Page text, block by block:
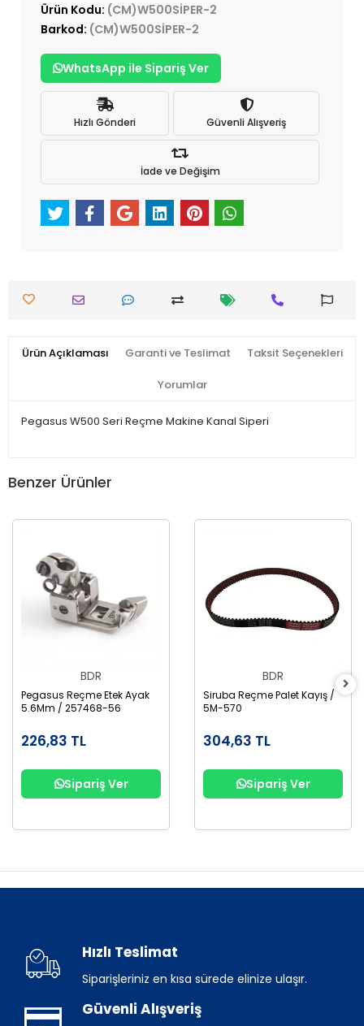
Ürün Kodu: (CM)W500SİPER-2
Barkod: (CM)W500SİPER-2
WhatsApp ile Sipariş Ver
Hızlı Gönderi Güvenli Alışveriş
İade ve Değişim
Ürün Açıklaması Garanti ve Teslimat Taksit Seçenekleri
Yorumlar
Pegasus W500 Seri Reçme Makine Kanal Siperi
Benzer Ürünler
BDR
Pegasus Reçme Etek Ayak
5.6Mm / 257468-56
226,83 TL
Sipariş Ver
BDR
Siruba Reçme Palet Kayış /
5M-570
304,63 TL
Sipariş Ver
Hızlı Teslimat
Siparişleriniz en kısa sürede elinize ulaşır.
Güvenli Alışveriş